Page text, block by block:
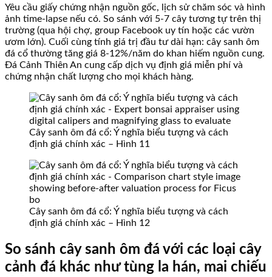
Yêu cầu giấy chứng nhận nguồn gốc, lịch sử chăm sóc và hình
ảnh time-lapse nếu có. So sánh với 5-7 cây tương tự trên thị
trường (qua hội chợ, group Facebook uy tín hoặc các vườn
ươm lớn). Cuối cùng tính giá trị đầu tư dài hạn: cây sanh ôm
đá cổ thường tăng giá 8-12%/năm do khan hiếm nguồn cung.
Đá Cảnh Thiên An cung cấp dịch vụ định giá miễn phí và
chứng nhận chất lượng cho mọi khách hàng.
Cây sanh ôm đá cổ: Ý nghĩa biểu tượng và cách
định giá chính xác – Hình 11
Cây sanh ôm đá cổ: Ý nghĩa biểu tượng và cách
định giá chính xác – Hình 12
So sánh cây sanh ôm đá với các loại cây
cảnh đá khác như tùng la hán, mai chiếu